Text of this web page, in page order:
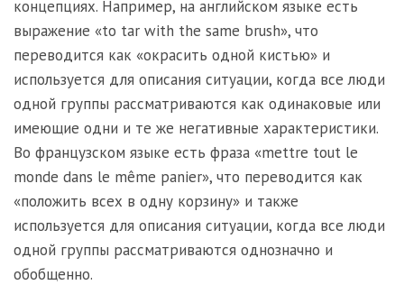
концепциях. Например, на английском языке есть
выражение «to tar with the same brush», что
переводится как «окрасить одной кистью» и
используется для описания ситуации, когда все люди
одной группы рассматриваются как одинаковые или
имеющие одни и те же негативные характеристики.
Во французском языке есть фраза «mettre tout le
monde dans le même panier», что переводится как
«положить всех в одну корзину» и также
используется для описания ситуации, когда все люди
одной группы рассматриваются однозначно и
обобщенно.